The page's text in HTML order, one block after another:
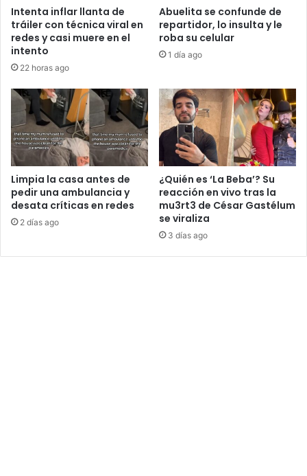
Intenta inflar llanta de
tráiler con técnica viral en
redes y casi muere en el
intento
22 horas ago
Abuelita se confunde de
repartidor, lo insulta y le
roba su celular
1 día ago
Limpia la casa antes de
pedir una ambulancia y
desata críticas en redes
2 días ago
¿Quién es ‘La Beba’? Su
reacción en vivo tras la
mu3rt3 de César Gastélum
se viraliza
3 días ago